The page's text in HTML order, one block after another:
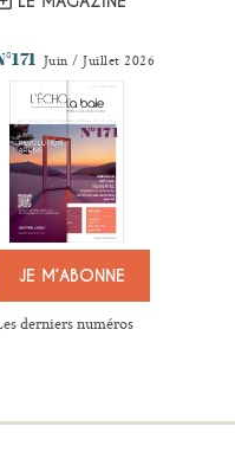
Juin / Juillet 2026
JE M’ABONNE
derniers numéros